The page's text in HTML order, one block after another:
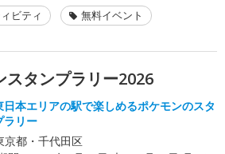
ビティ 無料イベント
スタンプラリー2026
日本エリアの駅で楽しめるポケモンのスタ
ラリー
京都・千代田区